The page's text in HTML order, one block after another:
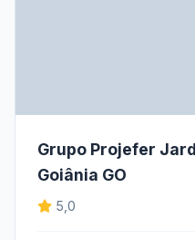
Grupo Projefer
Goiânia GO
5,0